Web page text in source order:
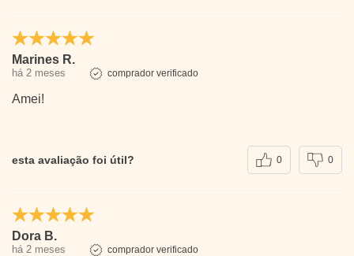
Marines R.
há 2 meses comprador verificado
Amei!
esta avaliação foi útil? 0 0
Dora B.
há 2 meses comprador verificado